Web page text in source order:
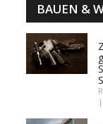
BAUEN &
|